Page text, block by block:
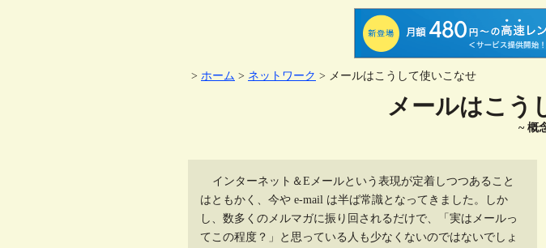
> ホーム > ネットワーク > メールはこうして使いこなせ
メールはこう
概
インターネット＆Eメールという表現が定着しつつあること
はともかく、今や e-mail は半ば常識となってきました。しか
し、数多くのメルマガに振り回されるだけで、「実はメールっ
てこの程度？」と思っている人も少なくないのではないでしょ